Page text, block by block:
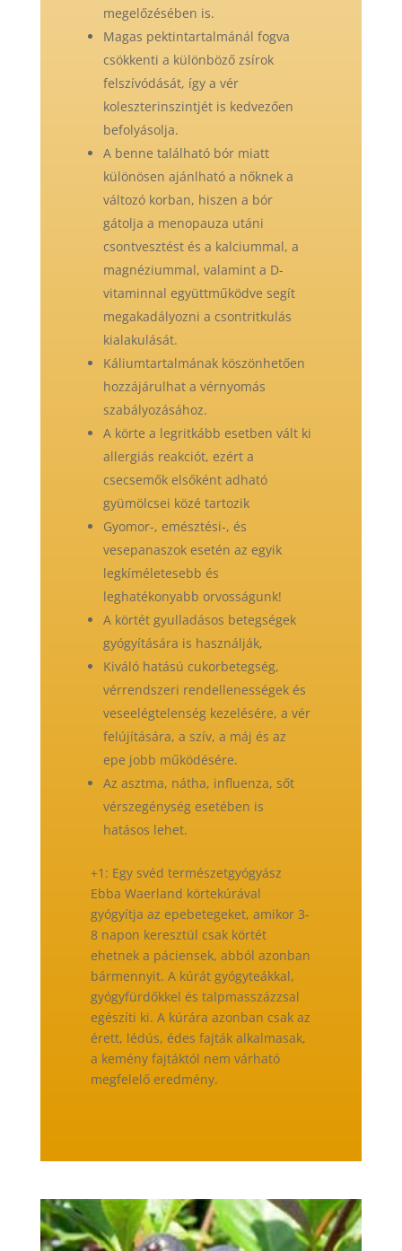
megelőzésében is.
Magas pektintartalmánál fogva
csökkenti a különböző zsírok
felszívódását, így a vér
koleszterinszintjét is kedvezően
befolyásolja.
A benne található bór miatt
különösen ajánlható a nőknek a
változó korban, hiszen a bór
gátolja a menopauza utáni
csontvesztést és a kalciummal, a
magnéziummal, valamint a D-
vitaminnal együttműködve segít
megakadályozni a csontritkulás
kialakulását.
Káliumtartalmának köszönhetően
hozzájárulhat a vérnyomás
szabályozásához.
A körte a legritkább esetben vált ki
allergiás reakciót, ezért a
csecsemők elsőként adható
gyümölcsei közé tartozik
Gyomor-, emésztési-, és
vesepanaszok esetén az egyik
legkíméletesebb és
leghatékonyabb orvosságunk!
A körtét gyulladásos betegségek
gyógyítására is használják,
Kiváló hatású cukorbetegség,
vérrendszeri rendellenességek és
veseelégtelenség kezelésére, a vér
felújítására, a szív, a máj és az
epe jobb működésére.
Az asztma, nátha, influenza, sőt
vérszegénység esetében is
hatásos lehet.
+1: Egy svéd természetgyógyász
Ebba Waerland körtekúrával
gyógyítja az epebetegeket, amikor 3-
8 napon keresztül csak körtét
ehetnek a páciensek, abból azonban
bármennyit. A kúrát gyógyteákkal,
gyógyfürdőkkel és talpmasszázzsal
egészíti ki. A kúrára azonban csak az
érett, lédús, édes fajták alkalmasak,
a kemény fajtáktól nem várható
megfelelő eredmény.